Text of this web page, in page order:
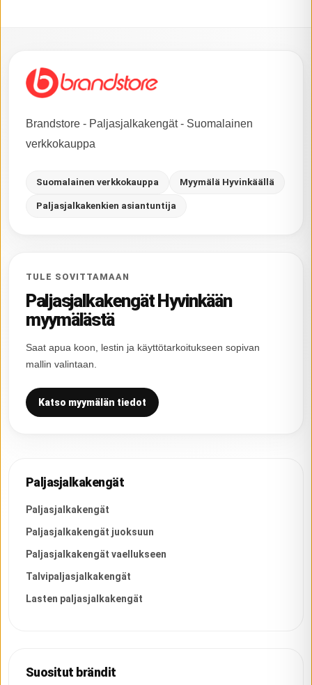
Brandstore - Paljasjalkakengät - Suomalainen
verkkokauppa
Suomalainen verkkokauppa Myymälä Hyvinkäällä
Paljasjalkakenkien asiantuntija
TULE SOVITTAMAAN
Paljasjalkakengät Hyvinkään
myymälästä
Saat apua koon, lestin ja käyttötarkoitukseen sopivan
mallin valintaan.
Katso myymälän tiedot
Paljasjalkakengät
Paljasjalkakengät
Paljasjalkakengät juoksuun
Paljasjalkakengät vaellukseen
Talvipaljasjalkakengät
Lasten paljasjalkakengät
Suositut brändit